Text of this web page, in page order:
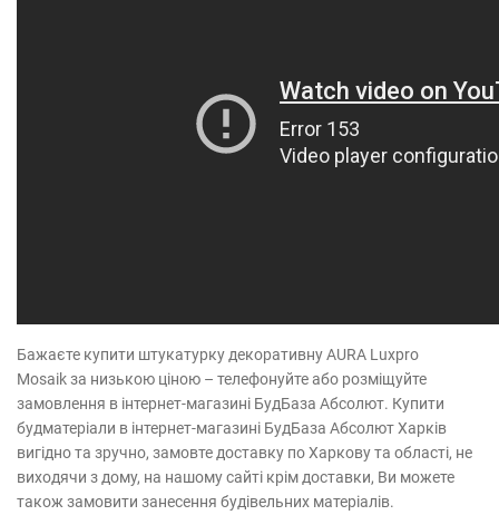
Бажаєте купити штукатурку декоративну AURA Luxpro
Mosaik за низькою ціною – телефонуйте або розміщуйте
замовлення в інтернет-магазині БудБаза Абсолют. Купити
будматеріали в інтернет-магазині БудБаза Абсолют Харків
вигідно та зручно, замовте доставку по Харкову та області, не
виходячи з дому, на нашому сайті крім доставки, Ви можете
також замовити занесення будівельних матеріалів.